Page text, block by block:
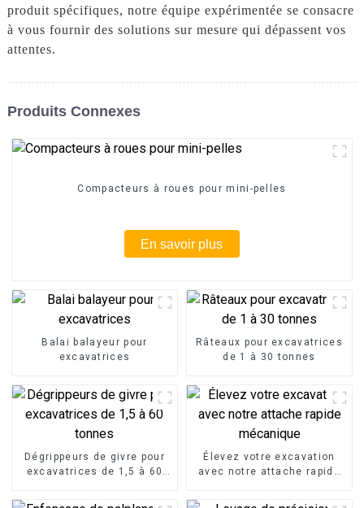
produit spécifiques, notre équipe expérimentée se consacre
à vous fournir des solutions sur mesure qui dépassent vos
attentes.
Produits Connexes
Compacteurs à roues pour mini-pelles
En savoir plus
Balai balayeur pour
excavatrices
Râteaux pour excavatrices
de 1 à 30 tonnes
Dégrippeurs de givre pour
excavatrices de 1,5 à 60
Élevez votre excavation
avec notre attache rapide